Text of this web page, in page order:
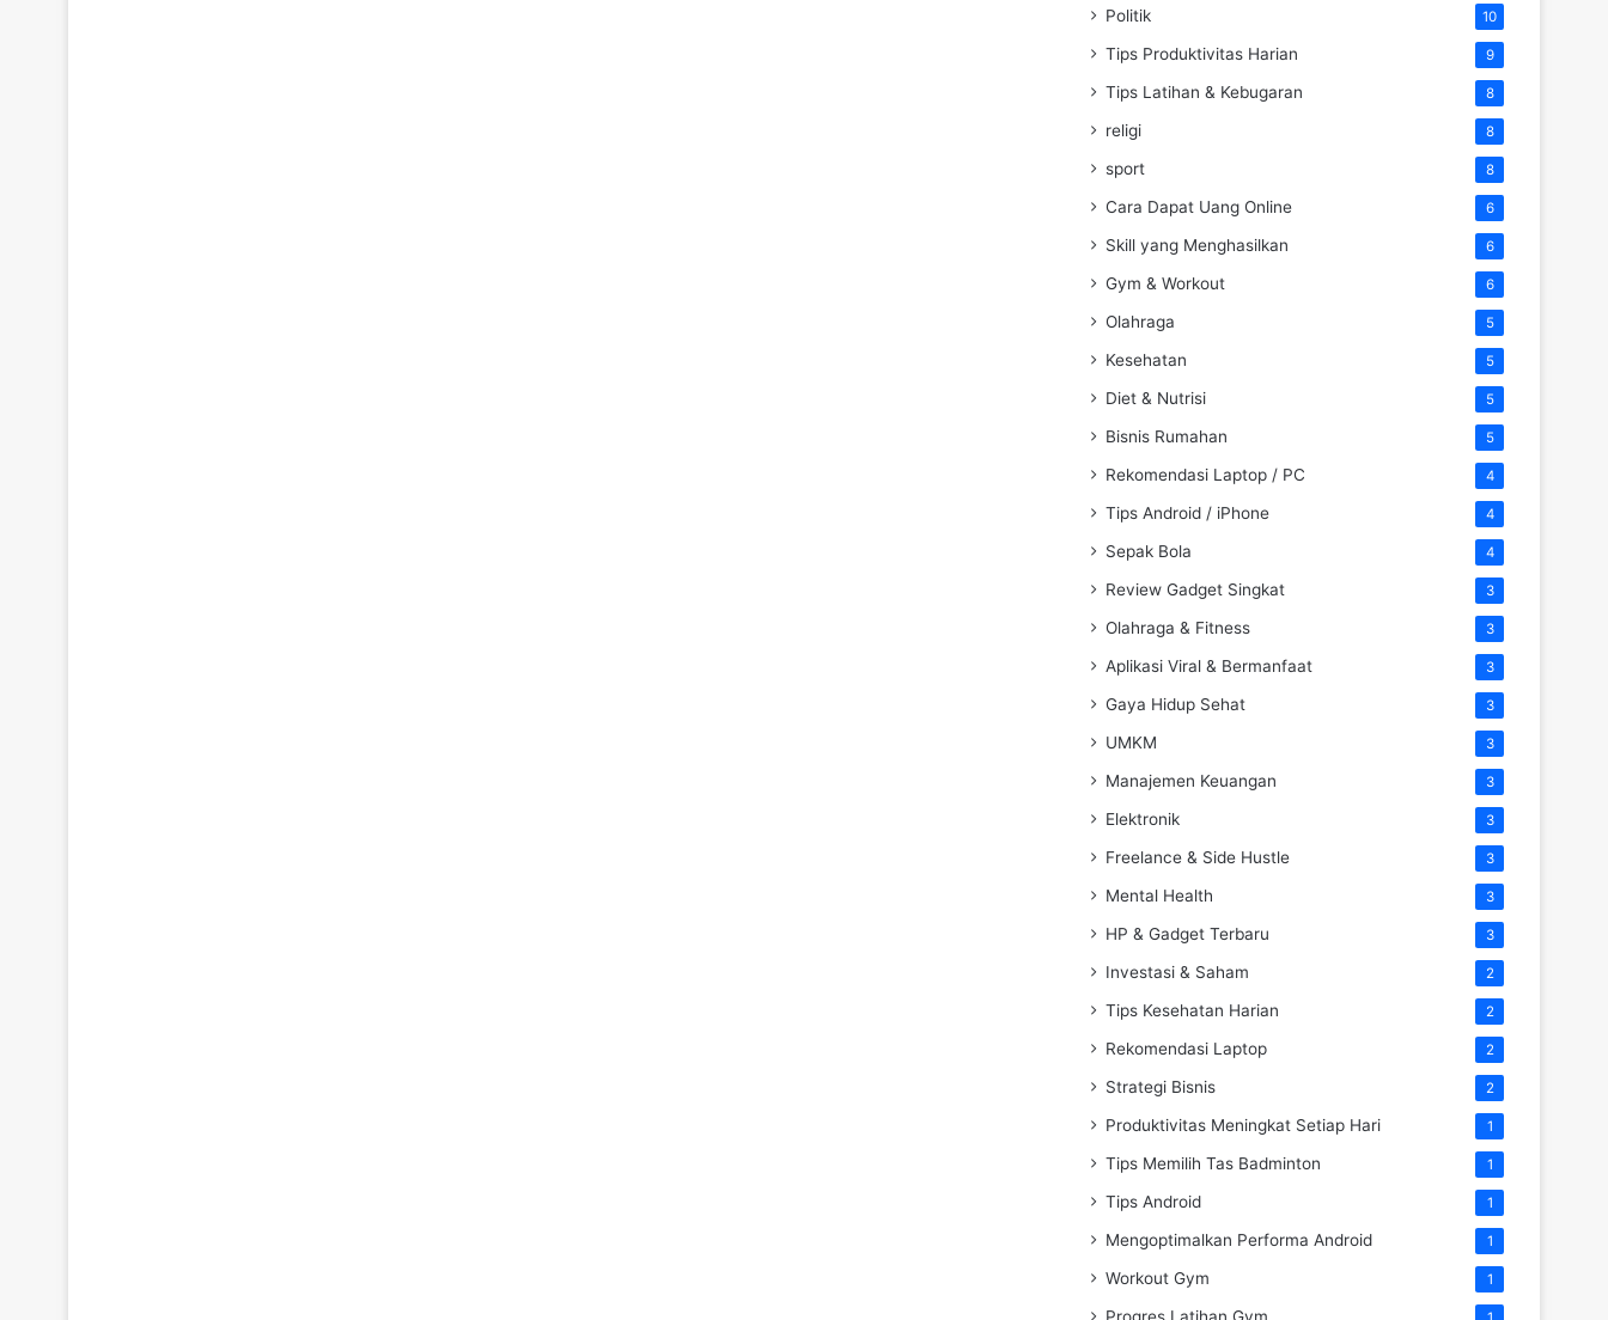
Politik 10
Tips Produktivitas Harian 9
Tips Latihan & Kebugaran 8
religi 8
sport 8
Cara Dapat Uang Online 6
Skill yang Menghasilkan 6
Gym & Workout 6
Olahraga 5
Kesehatan 5
Diet & Nutrisi 5
Bisnis Rumahan 5
Rekomendasi Laptop / PC 4
Tips Android / iPhone 4
Sepak Bola 4
Review Gadget Singkat 3
Olahraga & Fitness 3
Aplikasi Viral & Bermanfaat 3
Gaya Hidup Sehat 3
UMKM 3
Manajemen Keuangan 3
Elektronik 3
Freelance & Side Hustle 3
Mental Health 3
HP & Gadget Terbaru 3
Investasi & Saham 2
Tips Kesehatan Harian 2
Rekomendasi Laptop 2
Strategi Bisnis 2
Produktivitas Meningkat Setiap Hari 1
Tips Memilih Tas Badminton 1
Tips Android 1
Mengoptimalkan Performa Android 1
Workout Gym 1